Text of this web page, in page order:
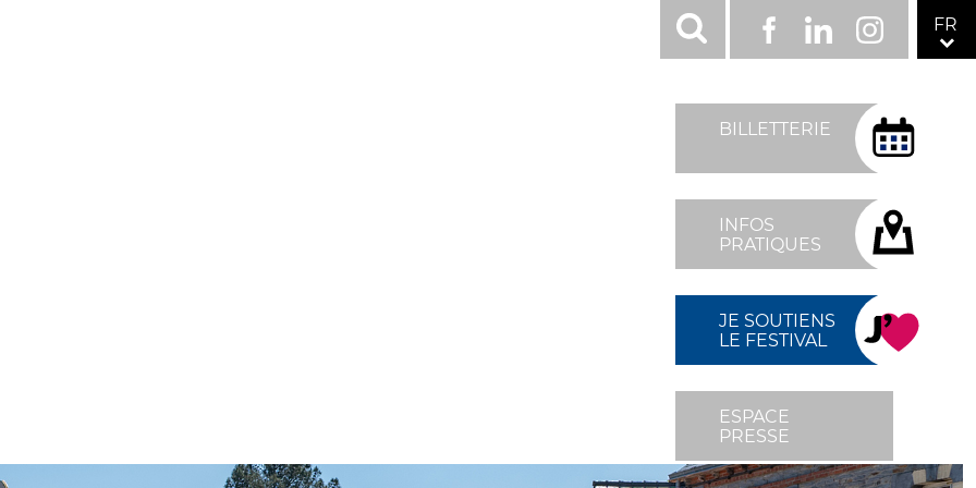
MENU
FIXÉ
DROITE
BILLETTERIE
INFOS
PRATIQUES
JE SOUTIENS
LE FESTIVAL
ESPACE
PRESSE
RÉSEAUX
SOCIAUX
TOP
FacebookLinkedInInstagram FR